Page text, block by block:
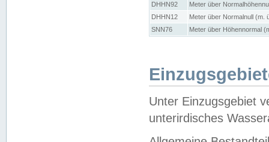
DHHN92
Meter über
DHHN12
Meter über Normalnull (m.
SNN76
Meter über Höhennormal
Unter Einzugsgebiet
unterirdisches